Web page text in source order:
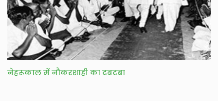
नेहरूकाल में नौकरशाही का दबदबा